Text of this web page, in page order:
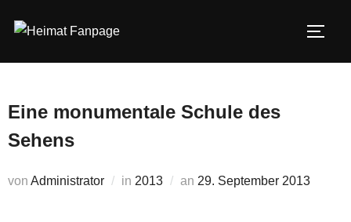
Inhalt
Eine monumentale Schule des
Sehens
von Administrator in 2013 an Veröffentlicht
29. September 2013